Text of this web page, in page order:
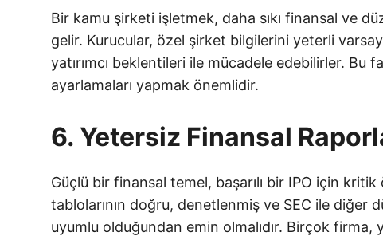
Bir kamu şirketi işletmek, daha sıkı finansal ve
gelir. Kurucular, özel şirket bilgilerini yeterli
yatırımcı beklentileri ile mücadele edebilirler. Bu
ayarlamaları yapmak önemlidir.
6. Yetersiz Finansal
Güçlü bir finansal temel, başarılı bir IPO için
tablolarının doğru, denetlenmiş ve SEC ile diğer
uyumlu olduğundan emin olmalıdır. Birçok firma,